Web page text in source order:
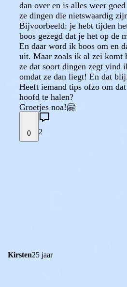
dan over en is alles weer
ze dingen die nietswaardig
Bijvoorbeeld: je hebt tijden
boos gezegd dat je het op de
En daar word ik boos om en
uit. Maar zoals ik al zei komt
ze dat soort dingen zegt vind
omdat ze dan liegt! En dat
Heeft iemand tips ofzo om
hoofd te halen?
Groetjes noa!🤗
0 2
Kirsten25 jaar